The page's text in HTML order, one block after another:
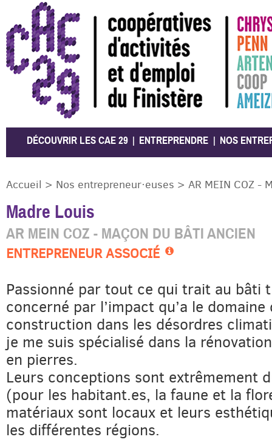
CAE 29
DÉCOUVRIR LES CAE 29 ENTREPRENDRE NOS
Accueil > Nos entrepreneur·euses > AR MEIN COZ -
Madre Louis
AR MEIN COZ - MAÇON DU BÂTI ANCIEN
ENTREPRENEUR ASSOCIÉ
Passionné par tout ce qui trait au bâti
concerné par l’impact qu’a le domaine
construction dans les désordres
je me suis spécialisé dans la
en pierres.
Leurs conceptions sont extrêmement
(pour les habitant.es, la faune et la
matériaux sont locaux et leurs
les différentes régions.